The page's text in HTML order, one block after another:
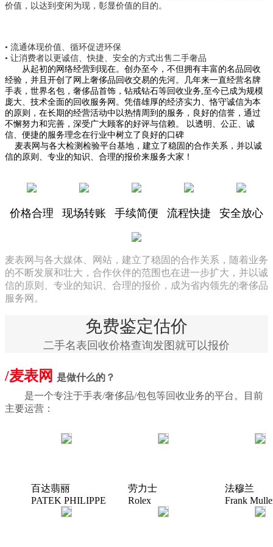
价值，以达到变闲为现，彰显价值的目的。
• 流通体现价值、循环促进环保
• 让消费者以更诚信、快捷、安全的方式出售二手奢品
从起初的网络经营到现在。创办至今，不但拥有丰富的名品回收
经验，并且开创了网上奢侈品回收交易的先河。几年来一直经营名牌
手表，世界名包，奢侈品首饰，钻戒钻石等回收业务,至今已成为规模
庞大、技术全面的回收服务网。凭借雄厚的经济实力、恪守诚信为本
的原则，在长期的经营活动中以热情周到的服务，良好的信誉，通过
不懈努力和完善，深受广大顾客的好评与信赖。 以透明、公正、诚
信、便捷的服务理念在行业中树立了良好的口碑
麦表网与各大检测检验平台基地，建立了稳固的合作关系，并以诚
信的原则、专业的知识、合理的报价来服务大家！
价格合理 现场转账 手续简便 流程快捷 安全放心
麦表网与各大媒体、网站，建立了稳固的合作关系，随着业务
的不断发展和壮大，合作伙伴的范围也在进一步扩大，并以诚
信的原则、专业的知识、合理的报价，成为省内领先的奢侈品
服务网。
免费鉴定估价
二手名表回收价格查询发图就可以报价
/麦表网
是做什么的？
是一个专注于手表/奢侈品/包包等回收业务的平台。目前
主要运营：
百达翡丽
PATEK PHILIPPE
劳力士
Rolex
法穆兰
Frank